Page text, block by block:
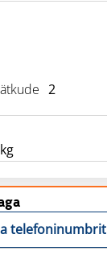
2
telefoninumbrit